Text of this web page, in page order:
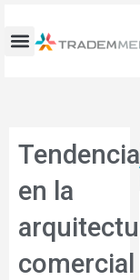
contenido
Tendencia
en la
comercial